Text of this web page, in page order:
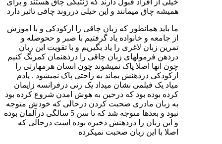
همیشه چاق میمانند و این خیلی درروند چاقی تاثیر دارد
ما باید همانطور که زبان چاقی را ازکودکی و با اموزش
از جامعه و خانواده یاد گرفتیم با صبر و ححوصله و
تمرین زبان لاغری را یاد بگیریم و با تقویت این زبان
درذهن فرمولهای زبان چاقی را درذهنمان کمرنگ کنیم
چون انها اصلا پاک نمیشوند چون انسان هرمهارتی را
ازکودکی درذهنش بماند به راحتی پاک نمیشود . یادم
میاد یک فیلمی نشان میداد یک زنی درفرانسه زایمان
کرده بوده بود که درحین به هوش امدن شروع کرده بود
به زبان مادری صحبت کردن درحالی که خودش متوجه
نبود و بعدها متوجه شد که تا سن 5 سالگی درآلمان بوده
و این زبان را درذهنش ذخیره بوده است درحالی که
اصلا با این زبان صحبت نمیکرده